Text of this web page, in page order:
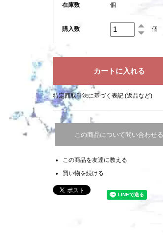
在庫数 個
購入数 個
特定商取引法に基づく表記 (返品など)
この商品について問い合わせる
この商品を友達に教える
買い物を続ける